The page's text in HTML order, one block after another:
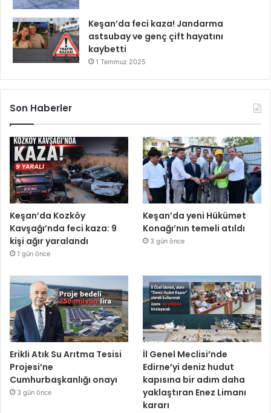
Keşan’da feci kaza! Jandarma
astsubay ve genç çift hayatını
kaybetti
1 Temmuz 2025
Son Haberler
Keşan’da Kozköy
Kavşağı’nda feci kaza: 9
kişi ağır yaralandı
1 gün önce
Keşan’da yeni Hükümet
Konağı’nın temeli atıldı
3 gün önce
Erikli Atık Su Arıtma Tesisi
Projesi’ne
Cumhurbaşkanlığı onayı
3 gün önce
İl Genel Meclisi’nde
Edirne’yi deniz hudut
kapısına bir adım daha
yaklaştıran Enez Limanı
kararı